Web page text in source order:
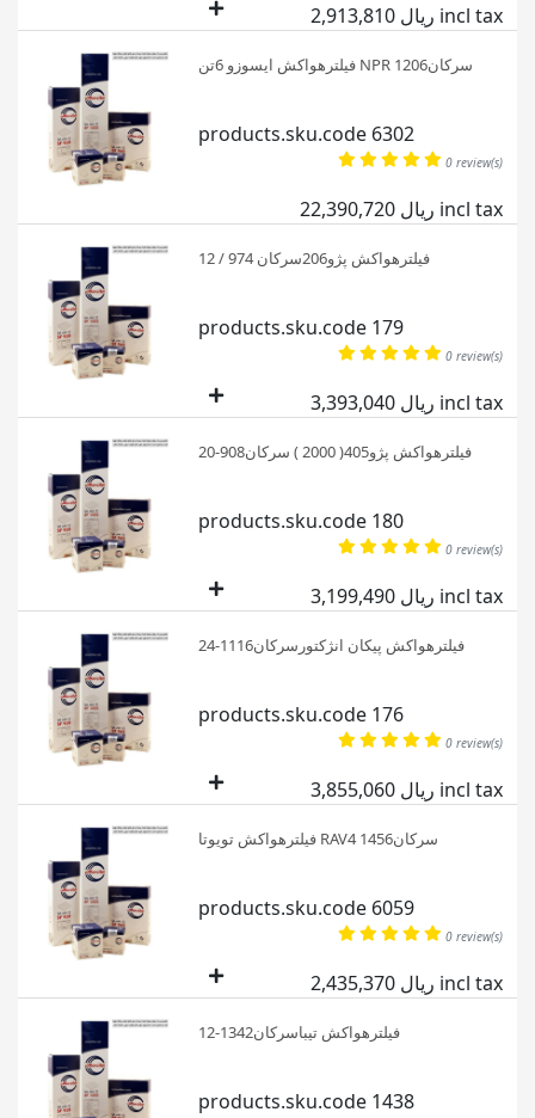
2,913,810 ریال incl tax
فیلترهواکش ایسوزو 6تن NPR سرکان1206
products.sku.code 6302
0 review(s)
22,390,720 ریال incl tax
فیلترهواکش پژو206سرکان 974 / 12
products.sku.code 179
0 review(s)
3,393,040 ریال incl tax
فیلترهواکش پژو405( 2000 ) سرکان908-20
products.sku.code 180
0 review(s)
3,199,490 ریال incl tax
فیلترهواکش پیکان انژکتورسرکان1116-24
products.sku.code 176
0 review(s)
3,855,060 ریال incl tax
فیلترهواکش تویوتا RAV4 سرکان1456
products.sku.code 6059
0 review(s)
2,435,370 ریال incl tax
فیلترهواکش تیباسرکان1342-12
products.sku.code 1438